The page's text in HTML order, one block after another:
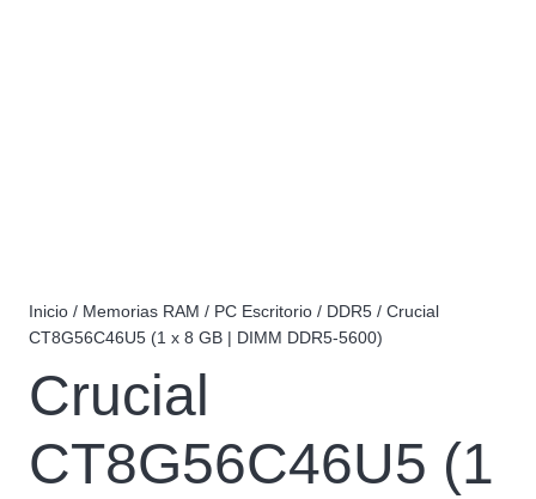
Inicio / Memorias RAM / PC Escritorio / DDR5 / Crucial
CT8G56C46U5 (1 x 8 GB | DIMM DDR5-5600)
Crucial
CT8G56C46U5 (1